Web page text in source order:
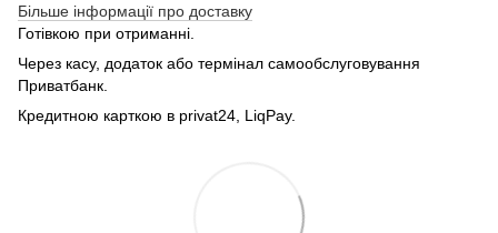
Більше інформації про доставку
Готівкою при отриманні.
Через касу, додаток або термінал самообслуговування
Приватбанк.
Кредитною карткою в privat24, LiqPay.